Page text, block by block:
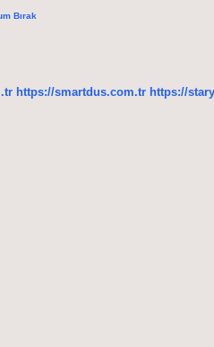
Bırak
https://smartdus.com.tr https://